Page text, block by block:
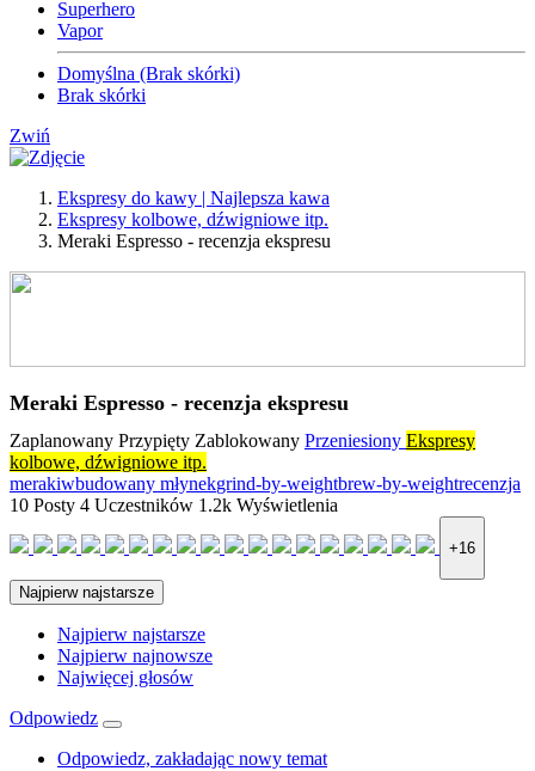
Superhero
Vapor
Domyślna (Brak skórki)
Brak skórki
Zwiń
Ekspresy do kawy | Najlepsza kawa
Ekspresy kolbowe, dźwigniowe itp.
Meraki Espresso - recenzja ekspresu
Meraki Espresso - recenzja ekspresu
Zaplanowany Przypięty Zablokowany Przeniesiony Ekspresy
kolbowe, dźwigniowe itp.
merakiwbudowany młynekgrind-by-weightbrew-by-weightrecenzja
10 Posty 4 Uczestników 1.2k Wyświetlenia
+16
Najpierw najstarsze
Najpierw najstarsze
Najpierw najnowsze
Najwięcej głosów
Odpowiedz
Odpowiedz, zakładając nowy temat